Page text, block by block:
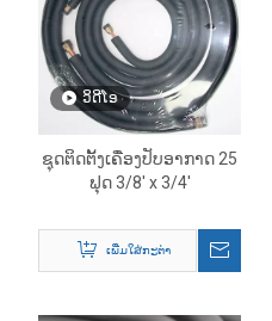
ວິດີໂອ
ຊຸດຕິດຕັ້ງເຄື່ອງປັບອາກາດ 25
ຟຸດ 3/8' x 3/4'
ເພີ່ມໃສ່ກະຕ່າ